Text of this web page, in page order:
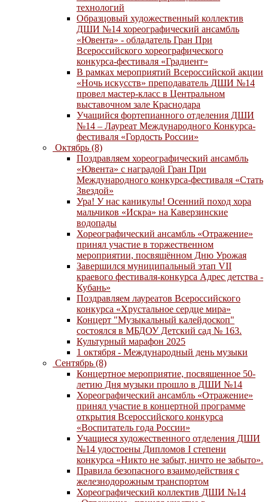
технологий
Образцовый художественный коллектив
ДШИ №14 хореографический ансамбль
«Ювента» - обладатель Гран При
Всероссийского хореографического
конкурса-фестиваля «Градиент»
В рамках мероприятий Всероссийской акции
«Ночь искусств» преподаватель ДШИ №14
провел мастер-класс в Центральном
выставочном зале Краснодара
Учащийся фортепианного отделения ДШИ
№14 – Лауреат Международного Конкурса-
фестиваля «Гордость России»
Октябрь (8)
Поздравляем хореографический ансамбль
«Ювента» с наградой Гран При
Международного конкурса-фестиваля «Стать
Звездой»
Ура! У нас каникулы! Осенний поход хора
мальчиков «Искра» на Каверзинские
водопады
Хореографический ансамбль «Отражение»
принял участие в торжественном
мероприятии, посвящённом Дню Урожая
Завершился муниципальный этап VII
краевого фестиваля-конкурса Адрес детства -
Кубань»
Поздравляем лауреатов Всероссийского
конкурса «Хрустальное сердце мира»
Концерт "Музыкальный калейдоскоп"
состоялся в МБДОУ Детский сад № 163.
Культурный марафон 2025
1 октября - Международный день музыки
Сентябрь (8)
Концертное мероприятие, посвященное 50-
летию Дня музыки прошло в ДШИ №14
Хореографический ансамбль «Отражение»
принял участие в концертной программе
открытия Всероссийского конкурса
«Воспитатель года России»
Учащиеся художественного отделения ДШИ
№14 удостоены Дипломов I степени
конкурса «Никто не забыт, ничто не забыто».
Правила безопасного взаимодействия с
железнодорожным транспортом
Хореографический коллектив ДШИ №14